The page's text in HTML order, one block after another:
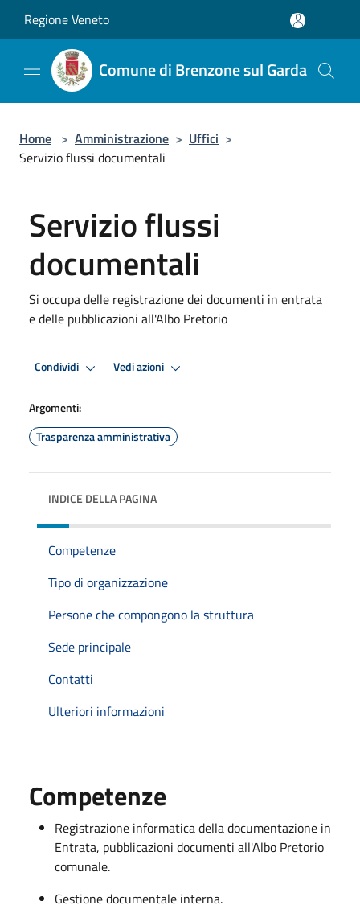
Regione Veneto
Comune di Brenzone sul Garda
Home > Amministrazione > Uffici >
Servizio flussi documentali
Servizio flussi
documentali
Si occupa delle registrazione dei documenti in entrata
e delle pubblicazioni all'Albo Pretorio
Condividi Vedi azioni
Argomenti:
Trasparenza amministrativa
INDICE DELLA PAGINA
Competenze
Tipo di organizzazione
Persone che compongono la struttura
Sede principale
Contatti
Ulteriori informazioni
Competenze
Registrazione informatica della documentazione in
Entrata, pubblicazioni documenti all'Albo Pretorio
comunale.
Gestione documentale interna.